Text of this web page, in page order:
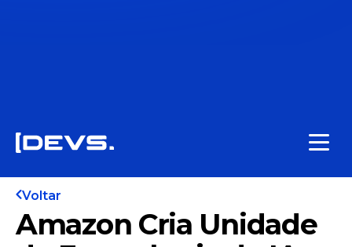
Voltar
Amazon Cria Unidade